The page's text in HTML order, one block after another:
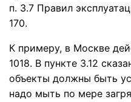
п. 3.7 Правил
170.
К примеру, в Москве
1018. В пункте 3.12
объекты должны быть
надо мыть по мере